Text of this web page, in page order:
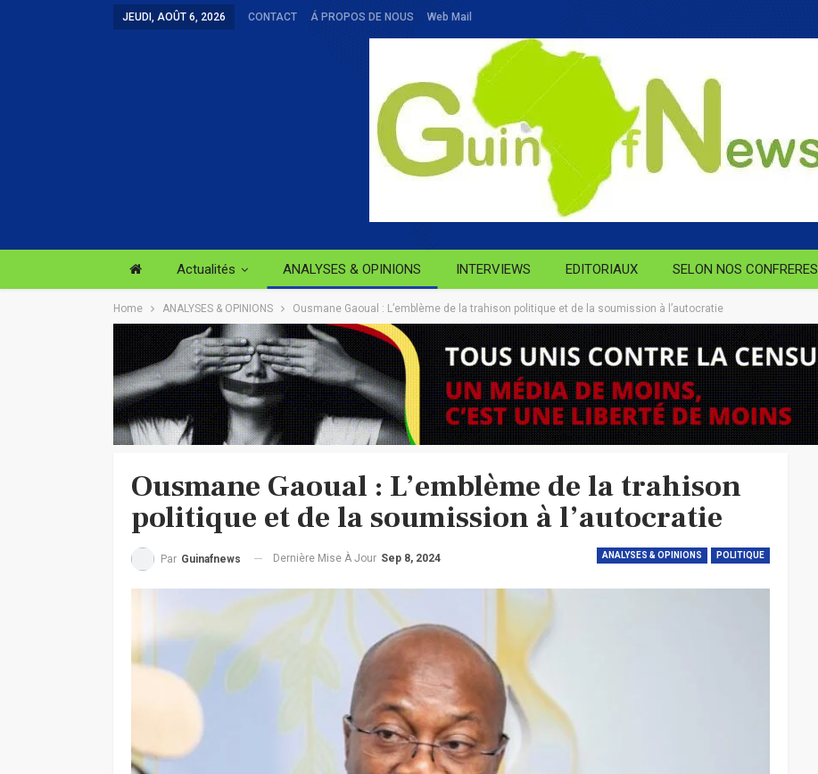
JEUDI, AOÛT 6, 2026 CONTACT Á PROPOS DE NOUS Web Mail
Actualités ANALYSES & OPINIONS INTERVIEWS EDITORIAUX SELON NOS CONFRERES
Home ANALYSES & OPINIONS Ousmane Gaoual : L’emblème de la trahison politique et de la soumission à l’autocratie
Ousmane Gaoual : L’emblème de la trahison
politique et de la soumission à l’autocratie
ANALYSES & OPINIONS POLITIQUE
Par Guinafnews Dernière Mise À Jour Sep 8, 2024